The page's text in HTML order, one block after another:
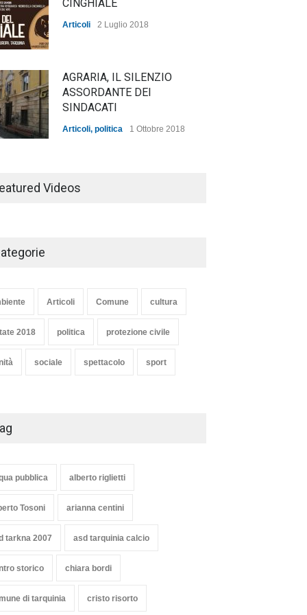
CINGHIALE
Articoli 2 Luglio 2018
AGRARIA, IL SILENZIO
ASSORDANTE DEI
SINDACATI
Articoli, politica 1 Ottobre 2018
Articoli cultura 8 Maggio 2020
Videos
Articoli Comune cultura
2018 politica protezione civile
sociale spettacolo sport
pubblica alberto riglietti
Tosoni arianna centini
tarkna 2007 asd tarquinia calcio
storico chiara bordi
di tarquinia cristo risorto